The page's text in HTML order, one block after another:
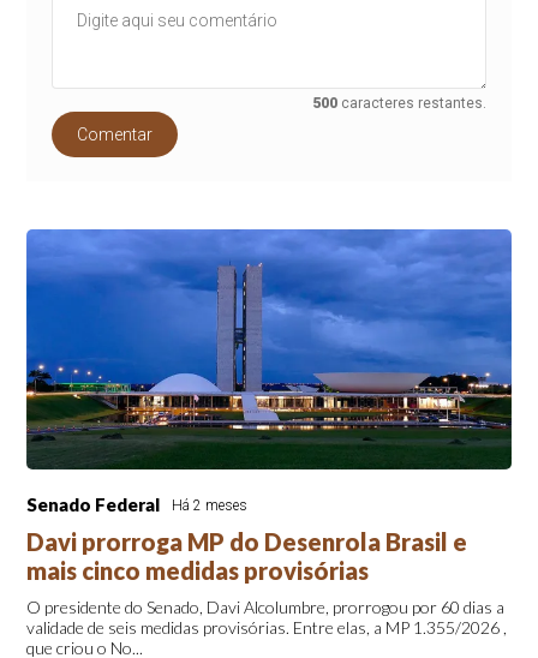
500 caracteres restantes.
Comentar
Senado Federal Há 2 meses
Davi prorroga MP do Desenrola Brasil e
mais cinco medidas provisórias
O presidente do Senado, Davi Alcolumbre, prorrogou por 60 dias a
validade de seis medidas provisórias. Entre elas, a MP 1.355/2026 ,
que criou o No...